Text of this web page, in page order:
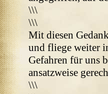
\\\
\\\
Mit diesen
und fliege weiter
Gefahren für uns
ansatzweise
\\\